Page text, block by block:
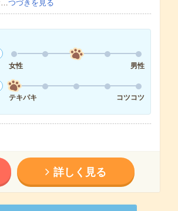
…つづきを見る
女性
男性
テキパキ
コツコツ
詳しく見る